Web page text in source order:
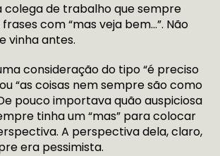
colega de trabalho que sempre
com “mas veja bem…”. Não
vinha antes.
consideração do tipo “é preciso
“as coisas nem sempre são como
pouco importava quão auspiciosa
tinha um “mas” para colocar
A perspectiva dela, claro,
era pessimista.